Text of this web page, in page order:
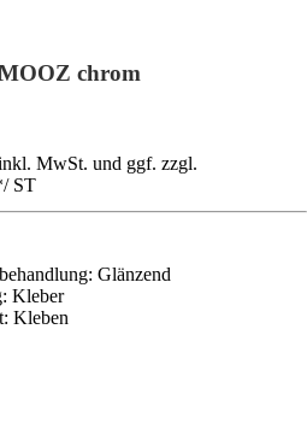
chrom
MwSt. und ggf. zzgl.
/ ST
: Glänzend
: Kleber
: Kleben